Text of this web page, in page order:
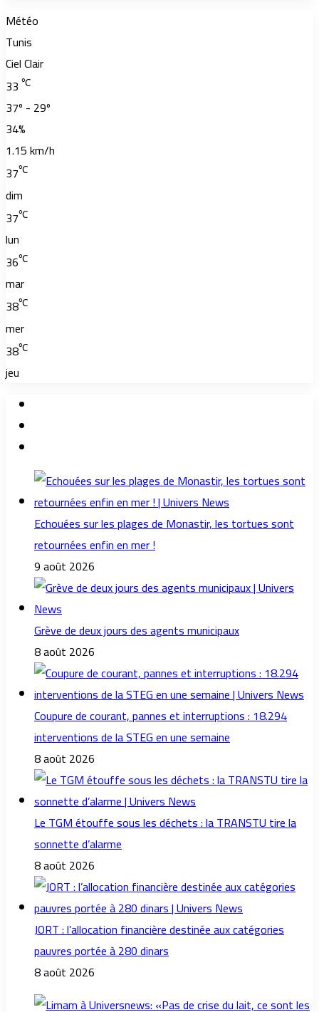
Météo
Tunis
Ciel Clair
33 ℃
37º - 29º
34%
1.15 km/h
37℃
dim
37℃
lun
36℃
mar
38℃
mer
38℃
jeu
Echouées sur les plages de Monastir, les tortues sont
retournées enfin en mer !
9 août 2026
Grève de deux jours des agents municipaux
8 août 2026
Coupure de courant, pannes et interruptions : 18.294
interventions de la STEG en une semaine
8 août 2026
Le TGM étouffe sous les déchets : la TRANSTU tire la
sonnette d’alarme
8 août 2026
JORT : l’allocation financière destinée aux catégories
pauvres portée à 280 dinars
8 août 2026